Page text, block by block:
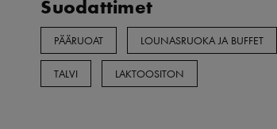
Suodattimet
PÄÄRUOAT LOUNASRUOKA JA BUFFET
TALVI LAKTOOSITON